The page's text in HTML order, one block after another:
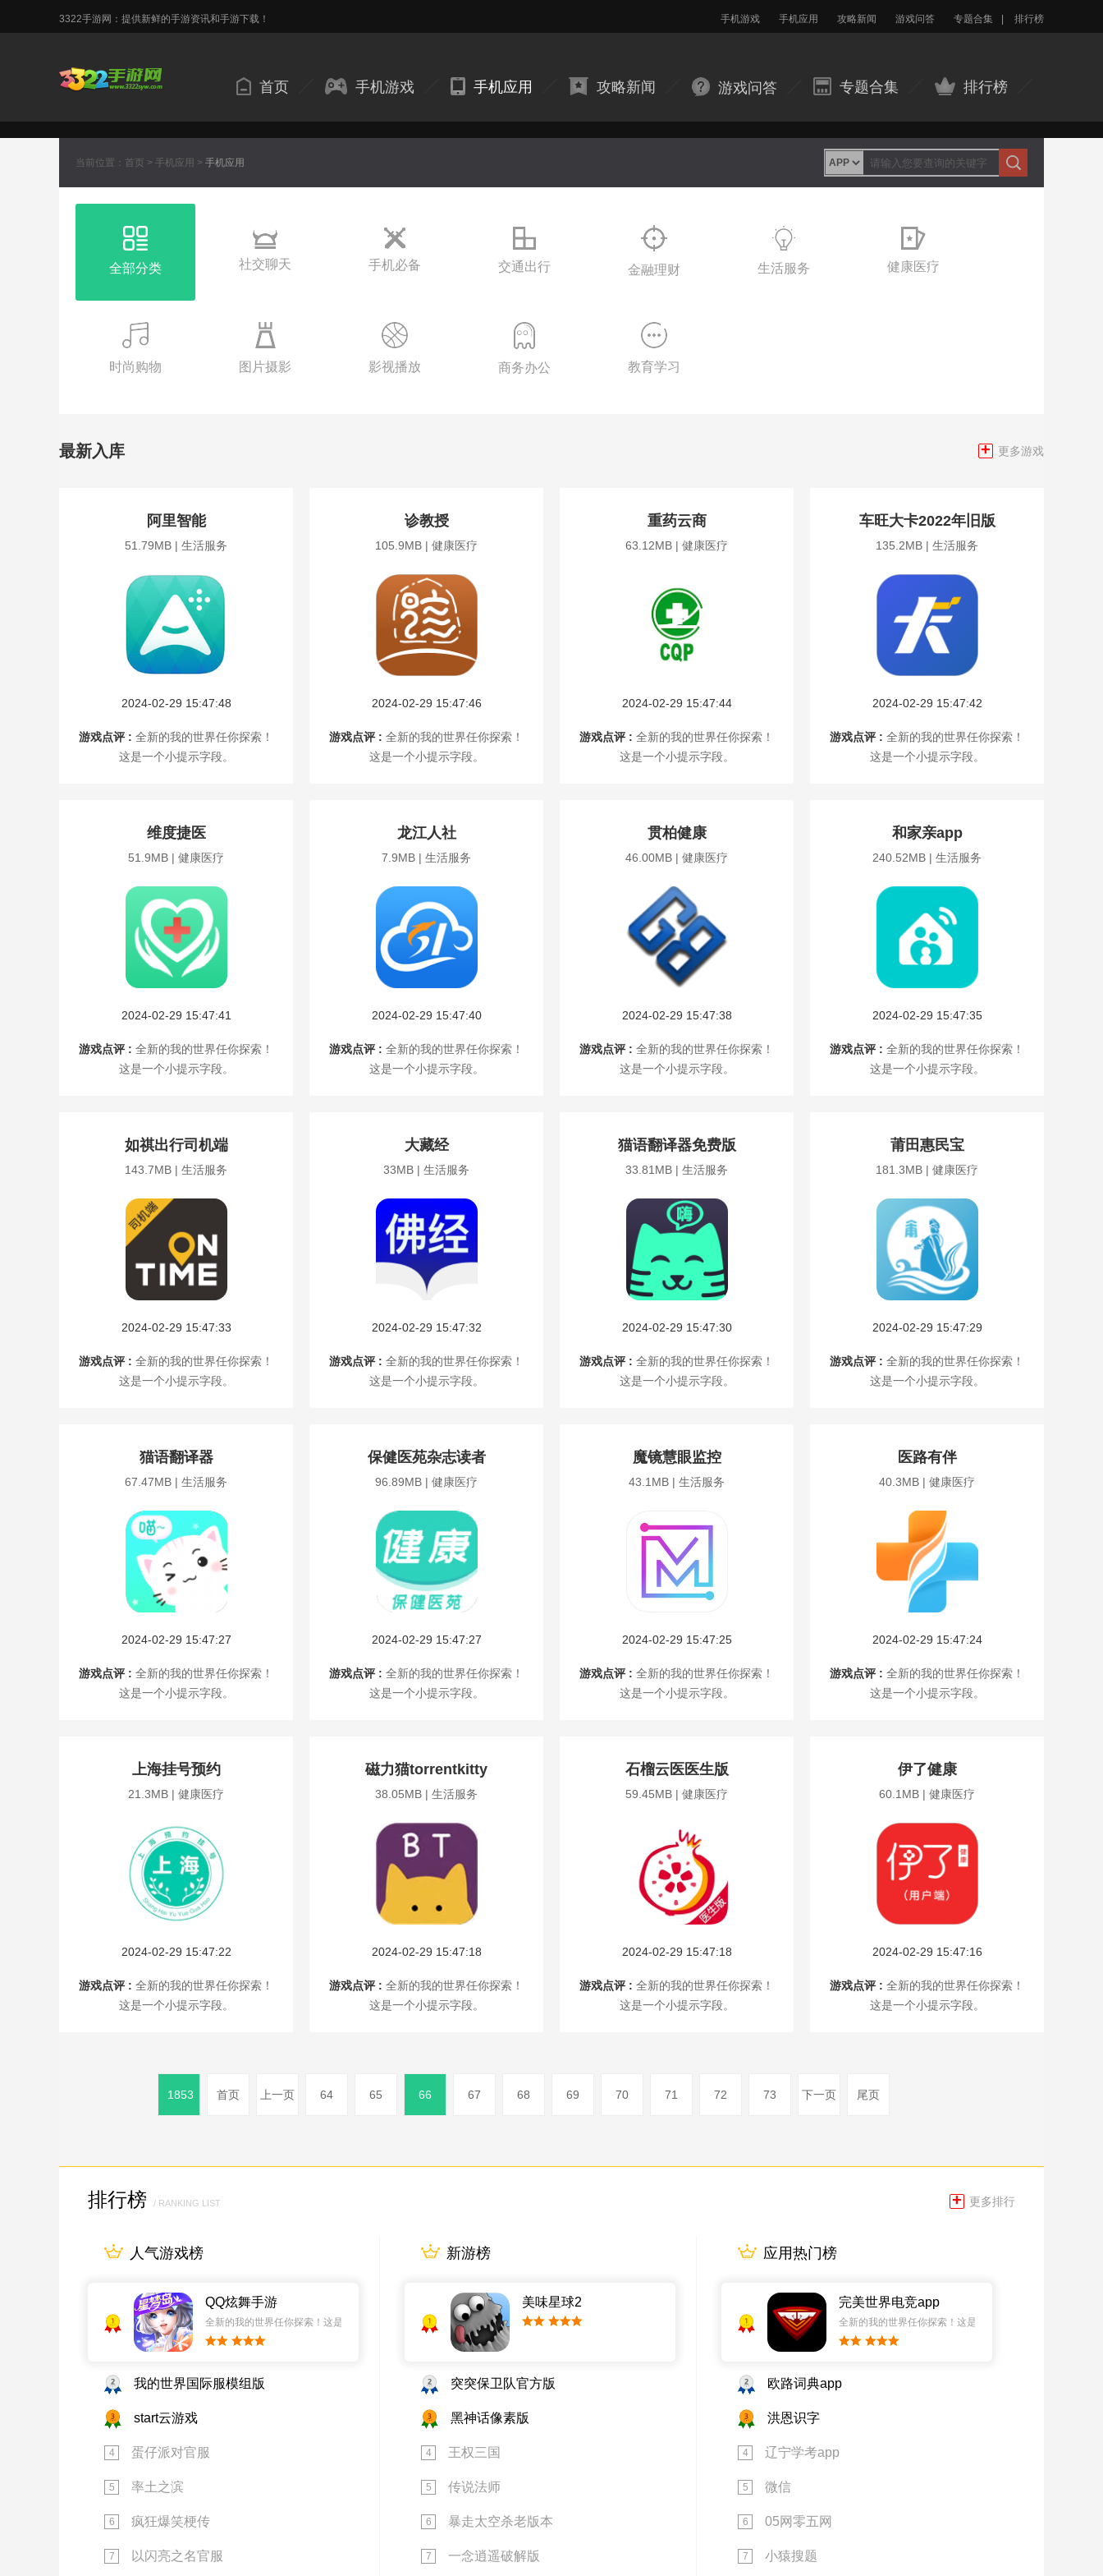
3322手游网：提供新鲜的手游资讯和手游下载！ 手机游戏 手机应用 攻略新闻 游戏问答 专题合集 排行榜
首页 手机游戏 手机应用 攻略新闻 游戏问答 专题合集 排行榜
当前位置： 首页 > 手机应用 > 手机应用
全部分类 社交聊天 手机必备 交通出行 金融理财 生活服务 健康医疗
时尚购物 图片摄影 影视播放 商务办公 教育学习
最新入库 + 更多游戏
阿里智能
51.79MB | 生活服务
2024-02-29 15:47:48
游戏点评 : 全新的我的世界任你探索！
这是一个小提示字段。
诊教授
105.9MB | 健康医疗
2024-02-29 15:47:46
游戏点评 : 全新的我的世界任你探索！
这是一个小提示字段。
重药云商
63.12MB | 健康医疗
2024-02-29 15:47:44
游戏点评 : 全新的我的世界任你探索！
这是一个小提示字段。
车旺大卡2022年旧版
135.2MB | 生活服务
2024-02-29 15:47:42
游戏点评 : 全新的我的世界任你探索！
这是一个小提示字段。
维度捷医
51.9MB | 健康医疗
2024-02-29 15:47:41
游戏点评 : 全新的我的世界任你探索！
这是一个小提示字段。
龙江人社
7.9MB | 生活服务
2024-02-29 15:47:40
游戏点评 : 全新的我的世界任你探索！
这是一个小提示字段。
贯柏健康
46.00MB | 健康医疗
2024-02-29 15:47:38
游戏点评 : 全新的我的世界任你探索！
这是一个小提示字段。
和家亲app
240.52MB | 生活服务
2024-02-29 15:47:35
游戏点评 : 全新的我的世界任你探索！
这是一个小提示字段。
如祺出行司机端
143.7MB | 生活服务
2024-02-29 15:47:33
游戏点评 : 全新的我的世界任你探索！
这是一个小提示字段。
大藏经
33MB | 生活服务
2024-02-29 15:47:32
游戏点评 : 全新的我的世界任你探索！
这是一个小提示字段。
猫语翻译器免费版
33.81MB | 生活服务
2024-02-29 15:47:30
游戏点评 : 全新的我的世界任你探索！
这是一个小提示字段。
莆田惠民宝
181.3MB | 健康医疗
2024-02-29 15:47:29
游戏点评 : 全新的我的世界任你探索！
这是一个小提示字段。
猫语翻译器
67.47MB | 生活服务
2024-02-29 15:47:27
游戏点评 : 全新的我的世界任你探索！
这是一个小提示字段。
保健医苑杂志读者
96.89MB | 健康医疗
2024-02-29 15:47:27
游戏点评 : 全新的我的世界任你探索！
这是一个小提示字段。
魔镜慧眼监控
43.1MB | 生活服务
2024-02-29 15:47:25
游戏点评 : 全新的我的世界任你探索！
这是一个小提示字段。
医路有伴
40.3MB | 健康医疗
2024-02-29 15:47:24
游戏点评 : 全新的我的世界任你探索！
这是一个小提示字段。
上海挂号预约
21.3MB | 健康医疗
2024-02-29 15:47:22
游戏点评 : 全新的我的世界任你探索！
这是一个小提示字段。
磁力猫torrentkitty
38.05MB | 生活服务
2024-02-29 15:47:18
游戏点评 : 全新的我的世界任你探索！
这是一个小提示字段。
石榴云医医生版
59.45MB | 健康医疗
2024-02-29 15:47:18
游戏点评 : 全新的我的世界任你探索！
这是一个小提示字段。
伊了健康
60.1MB | 健康医疗
2024-02-29 15:47:16
游戏点评 : 全新的我的世界任你探索！
这是一个小提示字段。
1853 首页 上一页 64 65 66 67 68 69 70 71 72 73 下一页 尾页
排行榜 / RANKING LIST + 更多排行
人气游戏榜
1
QQ炫舞手游
全新的我的世界任你探索！这是一个小提示字段。
2 我的世界国际服模组版
3 start云游戏
4 蛋仔派对官服
5 率土之滨
6 疯狂爆笑梗传
7 以闪亮之名官服
新游榜
1
美味星球2
2 突突保卫队官方版
3 黑神话像素版
4 王权三国
5 传说法师
6 暴走太空杀老版本
7 一念逍遥破解版
应用热门榜
1
完美世界电竞app
全新的我的世界任你探索！这是一个小提示字段。
2 欧路词典app
3 洪恩识字
4 辽宁学考app
5 微信
6 05网零五网
7 小猿搜题